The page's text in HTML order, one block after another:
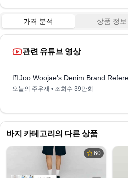
가격 분석 상품 정보
관련 유튜브 영상
👖Joo Woojae's Denim Brand
오늘의 주우재 • 조회수 39만회
바지 카테고리의 다른 상품
60